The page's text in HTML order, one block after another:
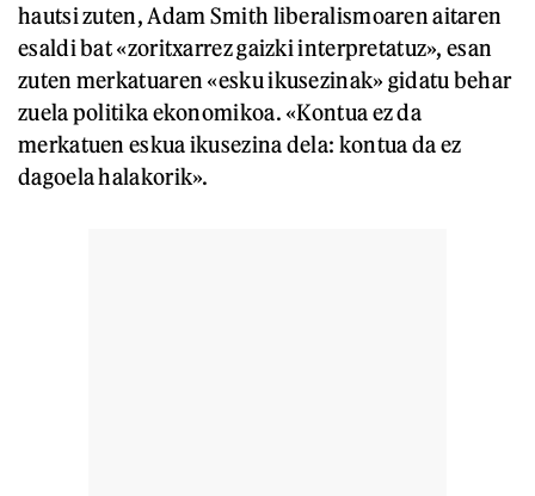
hautsi zuten, Adam Smith liberalismoaren aitaren
esaldi bat «zoritxarrez gaizki interpretatuz», esan
zuten merkatuaren «esku ikusezinak» gidatu behar
zuela politika ekonomikoa. «Kontua ez da
merkatuen eskua ikusezina dela: kontua da ez
dagoela halakorik».